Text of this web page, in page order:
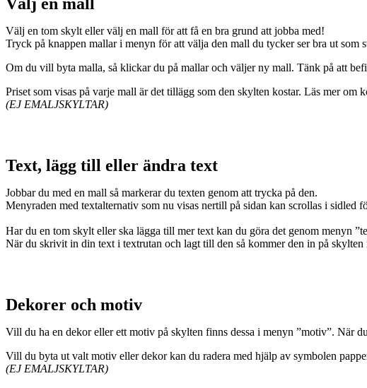
Välj en tom skylt eller välj en mall för att få en bra grund att jobba med!
Tryck på knappen mallar i menyn för att välja den mall du tycker ser bra ut
Om du vill byta malla, så klickar du på mallar och väljer ny mall. Tänk på att
Priset som visas på varje mall är det tillägg som den skylten kostar. Läs mer om
(EJ EMALJSKYLTAR)
Text, lägg till eller ändra text
Jobbar du med en mall så markerar du texten genom att trycka på den.
Menyraden med textalternativ som nu visas nertill på sidan kan scrollas i sidled
Har du en tom skylt eller ska lägga till mer text kan du göra det genom menyn
När du skrivit in din text i textrutan och lagt till den så kommer den in på
Dekorer och motiv
Vill du ha en dekor eller ett motiv på skylten finns dessa i menyn ”motiv”. När
Vill du byta ut valt motiv eller dekor kan du radera med hjälp av symbolen
(EJ EMALJSKYLTAR)